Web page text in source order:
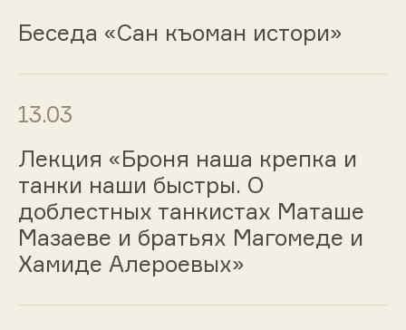
Беседа «Сан къоман истори»
13.03
Лекция «Броня наша крепка и
танки наши быстры. О
доблестных танкистах Маташе
Мазаеве и братьях Магомеде и
Хамиде Алероевых»